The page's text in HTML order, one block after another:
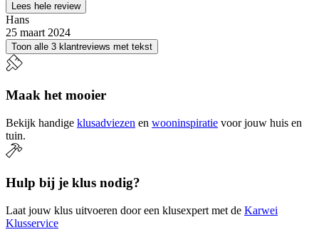
Lees hele review
Hans
25 maart 2024
Toon alle 3 klantreviews met tekst
Maak het mooier
Bekijk handige klusadviezen en wooninspiratie voor jouw huis en
tuin.
Hulp bij je klus nodig?
Laat jouw klus uitvoeren door een klusexpert met de Karwei
Klusservice